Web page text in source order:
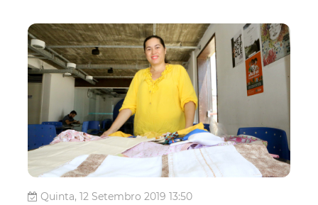
Quinta, 12 Setembro 2019 13:50